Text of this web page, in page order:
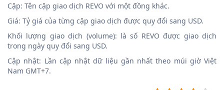
Cặp: Tên cặp giao dịch REVO với một đồng khác.
Giá: Tỷ giá của từng cặp giao dịch được quy đổi sang USD.
Khối lượng giao dịch (volume): là số REVO được giao dịch
trong ngày quy đổi sang USD.
Cập nhật: Lần cập nhật dữ liệu gần nhất theo múi giờ Việt
Nam GMT+7.